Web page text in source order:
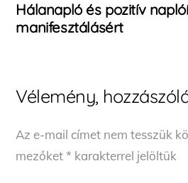
Hálanapló és pozitív
manifesztálásért
Vélemény,
Az e-mail címet nem tesszük
mezőket* karakterrel jelöltük